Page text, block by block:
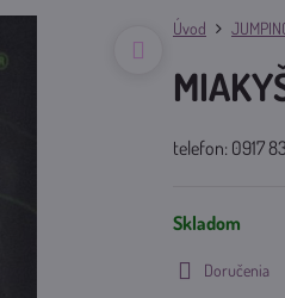
Úvod
telefon: 0917
Skladom
Doručenia